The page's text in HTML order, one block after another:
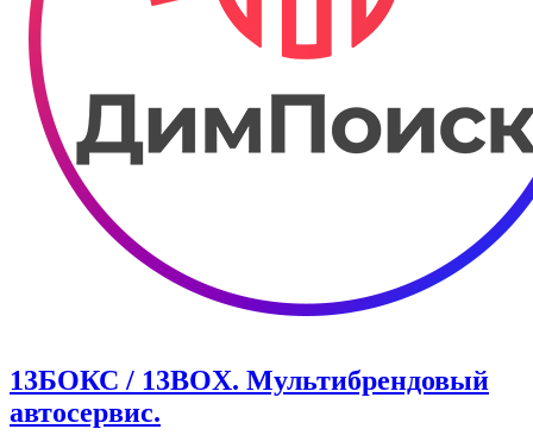
13БОКС / 13BOX. ​Мультибрендовый
автосервис.